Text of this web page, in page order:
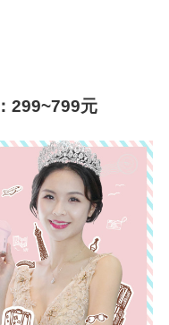
299~799元